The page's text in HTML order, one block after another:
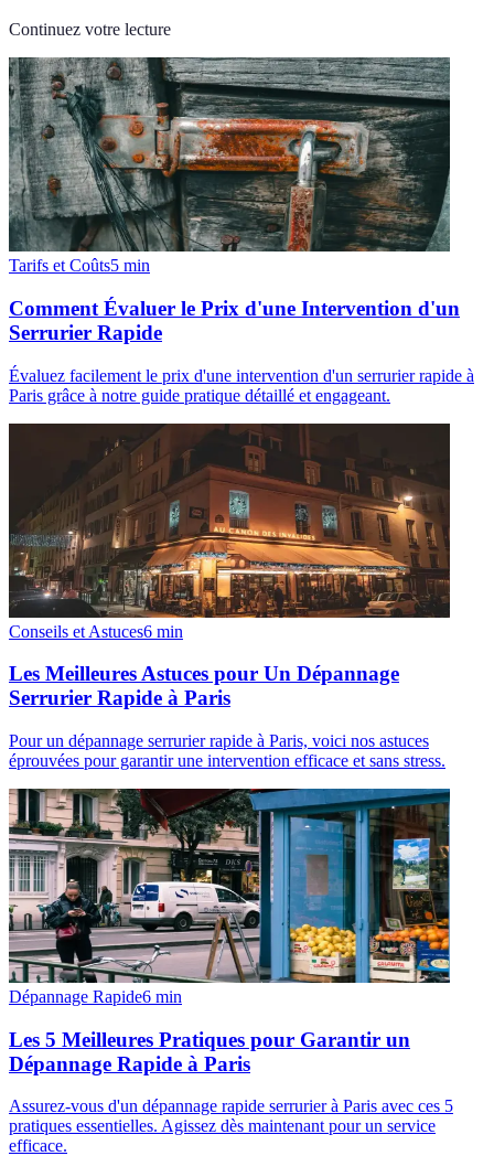
Continuez votre lecture
Tarifs et Coûts5 min
Comment Évaluer le Prix d'une Intervention d'un
Serrurier Rapide
Évaluez facilement le prix d'une intervention d'un serrurier rapide à
Paris grâce à notre guide pratique détaillé et engageant.
Conseils et Astuces6 min
Les Meilleures Astuces pour Un Dépannage
Serrurier Rapide à Paris
Pour un dépannage serrurier rapide à Paris, voici nos astuces
éprouvées pour garantir une intervention efficace et sans stress.
Dépannage Rapide6 min
Les 5 Meilleures Pratiques pour Garantir un
Dépannage Rapide à Paris
Assurez-vous d'un dépannage rapide serrurier à Paris avec ces 5
pratiques essentielles. Agissez dès maintenant pour un service
efficace.